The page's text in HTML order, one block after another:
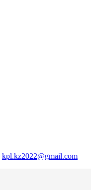
kpl.kz2022@gmail.com